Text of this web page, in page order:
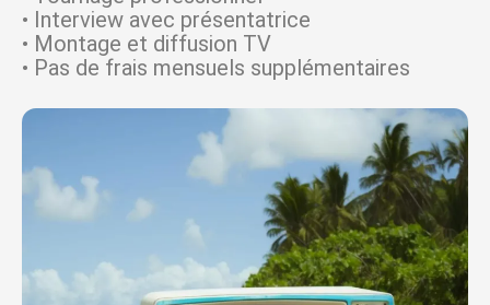
• Interview avec présentatrice
• Montage et diffusion TV
• Pas de frais mensuels supplémentaires